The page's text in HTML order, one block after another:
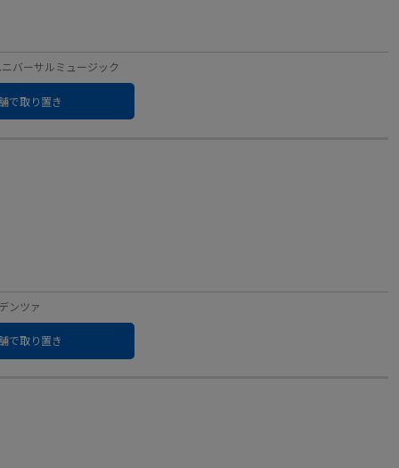
バーサルミュージック
で取り置き
ンツァ
で取り置き